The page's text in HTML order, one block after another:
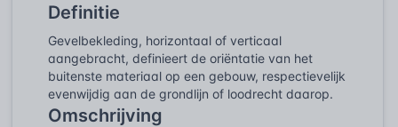
Definitie
Gevelbekleding, horizontaal of verticaal
aangebracht, definieert de oriëntatie van het
buitenste materiaal op een gebouw, respectievelijk
evenwijdig aan de grondlijn of loodrecht daarop.
Omschrijving